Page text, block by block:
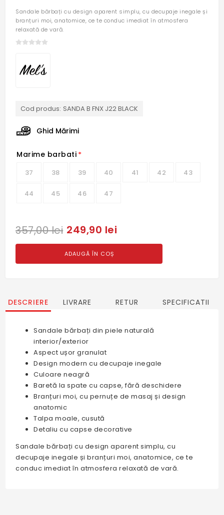
Sandale bărbați cu design aparent simplu, cu decupaje inegale și
branțuri moi, anatomice, ce te conduc imediat în atmosfera
relaxată de vară.
Cod produs: SANDA B FNX J22 BLACK
Ghid Mărimi
Marime barbati *
37 38 39 40 41 42 43
44 45 46 47
357,00 lei 249,90 lei
ADAUGĂ ÎN COȘ
DESCRIERE LIVRARE RETUR SPECIFICATII
Sandale bărbați din piele naturală
interior/exterior
Aspect ușor granulat
Design modern cu decupaje inegale
Culoare neagră
Baretă la spate cu capse, fără deschidere
Branțuri moi, cu pernuțe de masaj și design
anatomic
Talpa moale, cusută
Detaliu cu capse decorative
Sandale bărbați cu design aparent simplu, cu
decupaje inegale și branțuri moi, anatomice, ce te
conduc imediat în atmosfera relaxată de vară.